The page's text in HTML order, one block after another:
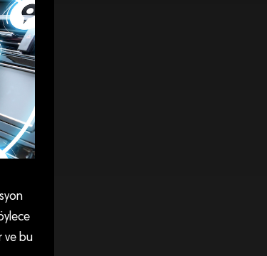
ve bu